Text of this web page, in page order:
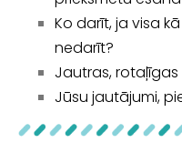
Ko darīt, ja visa
nedarīt?
Jautras,
Jūsu jautājumi,